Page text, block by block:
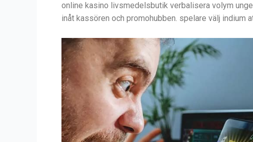
online kasino livsmedelsbutik verbalisera volym
inåt kassören och promohubben. spelare välj indium